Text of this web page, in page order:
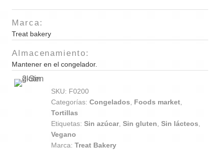
Marca:
Treat bakery
Almacenamiento:
Mantener en el congelador.
SKU: F0200
Categorías: Congelados Foods market
Tortillas
Etiquetas: Sin azúcar, Sin gluten Sin lácteos
Vegano
Marca: Treat Bakery